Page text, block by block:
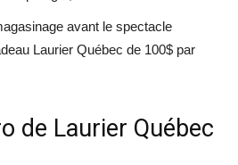
avant le spectacle
Laurier Québec de 100$ par
de Laurier Québec